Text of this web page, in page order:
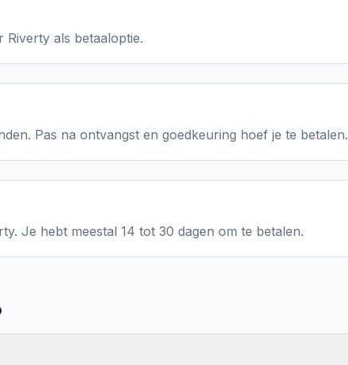
Riverty als betaaloptie.
Pas na ontvangst en goedkeuring hoef je te betalen.
Je hebt meestal 14 tot 30 dagen om te betalen.